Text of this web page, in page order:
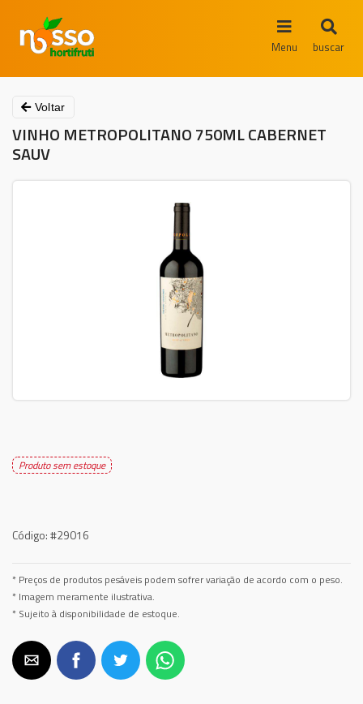
Menu buscar
Voltar
VINHO METROPOLITANO 750ML CABERNET
SAUV
Produto sem estoque
Código:#29016
* Preços de produtos pesáveis podem sofrer variação de acordo com o peso.
* Imagem meramente ilustrativa.
* Sujeito à disponibilidade de estoque.